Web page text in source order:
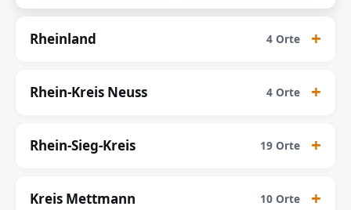
Rheinland 4 Orte
Rhein-Kreis Neuss 4 Orte
Rhein-Sieg-Kreis 19 Orte
Kreis Mettmann 10 Orte